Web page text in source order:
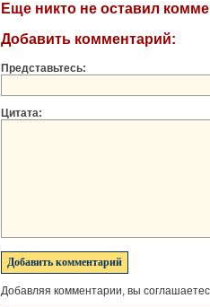
Еще никто не оставил
Добавить комментарий:
Представьтесь:
Цитата:
Добавляя комментарии, вы